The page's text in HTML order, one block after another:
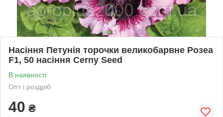
Насіння Петунія торочки великобарвне Розеа
F1, 50 насіння Cerny Seed
В наявності
Опт і роздріб
40 ₴